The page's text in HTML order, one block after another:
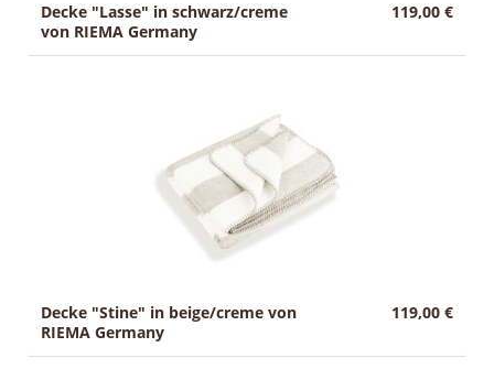
Decke "Lasse" in schwarz/creme
von RIEMA Germany
119,00 €
Decke "Stine" in beige/creme von
RIEMA Germany
119,00 €